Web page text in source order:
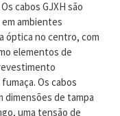
cabos GJXH são
ambientes
óptica no centro, com
elementos de
Os cabos
dimensões de tampa
uma tensão de